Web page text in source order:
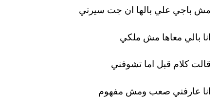
مش باجي علي بالها ان جت سيرتي
انا بالي معاها مش ملكي
قالت كلام قبل اما تشوفني
انا عارفني صعب ومش مفهوم